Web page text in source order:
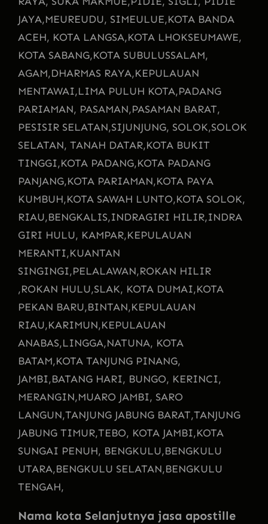
JAYA,MEUREUDU, SIMEULUE,KOTA BANDA
ACEH, KOTA LANGSA,KOTA LHOKSEUMAWE,
KOTA SABANG,KOTA SUBULUSSALAM,
AGAM,DHARMAS RAYA,KEPULAUAN
MENTAWAI,LIMA PULUH KOTA,PADANG
PARIAMAN, PASAMAN,PASAMAN BARAT,
PESISIR SELATAN,SIJUNJUNG, SOLOK,SOLOK
SELATAN, TANAH DATAR,KOTA BUKIT
TINGGI,KOTA PADANG,KOTA PADANG
PANJANG,KOTA PARIAMAN,KOTA PAYA
KUMBUH,KOTA SAWAH LUNTO,KOTA SOLOK,
RIAU,BENGKALIS,INDRAGIRI HILIR,INDRA
GIRI HULU, KAMPAR,KEPULAUAN
MERANTI,KUANTAN
SINGINGI,PELALAWAN,ROKAN HILIR
,ROKAN HULU,SLAK, KOTA DUMAI,KOTA
PEKAN BARU,BINTAN,KEPULAUAN
RIAU,KARIMUN,KEPULAUAN
ANABAS,LINGGA,NATUNA, KOTA
BATAM,KOTA TANJUNG PINANG,
JAMBI,BATANG HARI, BUNGO, KERINCI,
MERANGIN,MUARO JAMBI, SARO
LANGUN,TANJUNG JABUNG BARAT,TANJUNG
JABUNG TIMUR,TEBO, KOTA JAMBI,KOTA
SUNGAI PENUH, BENGKULU,BENGKULU
UTARA,BENGKULU SELATAN,BENGKULU
TENGAH,
Nama kota Selanjutnya jasa apostille